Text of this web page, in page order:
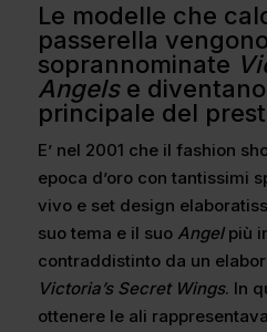
Le modelle che
passerella vengono
soprannominate
Angelse
principale del
E’ nel 2001 che il fashion
epoca d’oro con tantissimi
vivo e set design
suo tema e il suo Angelpiù
contraddistinto da un
Victoria’s Secret Wings. In
ottenere le ali